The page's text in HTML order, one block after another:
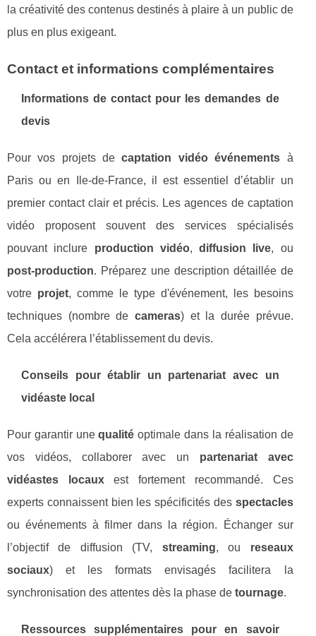
la créativité des contenus destinés à plaire à un public de
plus en plus exigeant.
Contact et informations complémentaires
Informations de contact pour les demandes de
devis
Pour vos projets decaptation vidéo événements à
Paris ou en Ile-de-France, il est essentiel d’établir un
premier contact clair et précis. Les agences de captation
vidéo proposent souvent des services spécialisés
pouvant inclure production vidéo,diffusion live, ou
post-production. Préparez une description détaillée de
votre projet, comme le type d'événement, les besoins
techniques (nombre de cameras) et la durée prévue.
Cela accélérera l’établissement du devis.
Conseils pour établir un partenariat avec un
vidéaste local
Pour garantir unequalité optimale dans la réalisation de
vos vidéos, collaborer avec un partenariat avec
vidéastes locauxest fortement recommandé. Ces
experts connaissent bien les spécificités des spectacles
ou événements à filmer dans la région. Échanger sur
l’objectif de diffusion (TV, streaming, ou reseaux
sociaux) et les formats envisagés facilitera la
synchronisation des attentes dès la phase de tournage.
Ressources supplémentaires pour en savoir